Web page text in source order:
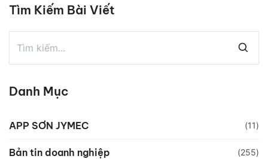
Tìm Kiếm Bài Viết
Danh Mục
APP SƠN JYMEC (11)
Bản tin doanh nghiệp (255)